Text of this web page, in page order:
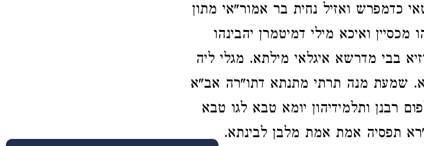
כדמפרש ואזיל נחית בר אמור"אי מתון
מכסיין ואיכא מילי דמיטמרן יהבינהו
בבי מדרשא איגלאי מילתא. מגלי ליה
שמעת מנה תרתי מתנתא דתו"רה אב"א
רבנן ותלמידיהון יומא טבא לגו טבא
תפסיה אמת אמת מלבן לבינתא.